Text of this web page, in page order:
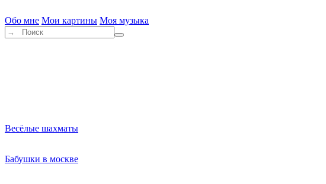
Обо мне Мои картины Моя музыка
Весёлые шахматы
Бабушки в москве